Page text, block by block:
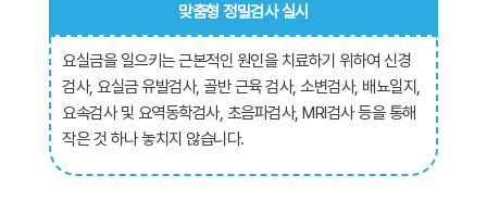
맞춤형 정밀검사 실시
요실금을 일으키는 근본적인 원인을 치료하기 위하여 신경
검사, 요실금 유발검사, 골반 근육 검사, 소변검사, 배뇨일지,
요속검사 및 요역동학검사, 초음파검사, MRI검사 등을 통해
작은 것 하나 놓치지 않습니다.